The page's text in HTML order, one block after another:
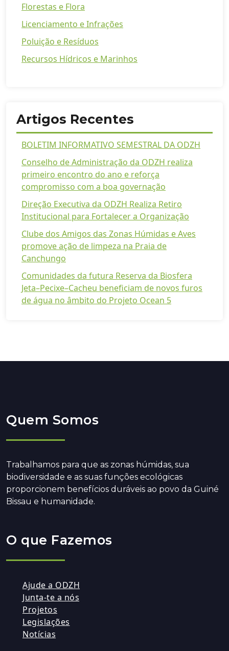
Florestas e Flora
Licenciamento e Infrações
Poluição e Resíduos
Recursos Hídricos e Marinhos
Artigos Recentes
BOLETIM INFORMATIVO SEMESTRAL DA ODZH
Conselho de Administração da ODZH realiza
primeiro encontro do ano e reforça
compromisso com a boa governação
Direção Executiva da ODZH Realiza Retiro
Institucional para Fortalecer a Organização
Clube dos Amigos das Zonas Húmidas e Aves
promove ação de limpeza na Praia de
Canchungo
Comunidades da futura Reserva da Biosfera
Jeta–Pecixe–Cacheu beneficiam de novos furos
de água no âmbito do Projeto Ocean 5
Quem Somos
Trabalhamos para que as zonas húmidas, sua
biodiversidade e as suas funções ecológicas
proporcionem benefícios duráveis ao povo da Guiné
Bissau e humanidade.
O que Fazemos
Ajude a ODZH
Junta-te a nós
Projetos
Legislações
Notícias